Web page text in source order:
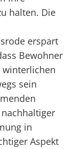
halten. Die
erspart
Bewohner
winterlichen
sein
in
Aspekt